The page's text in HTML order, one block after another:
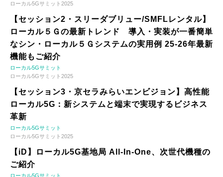
ローカル5Gサミット2025
【セッション2・スリーダブリュー/SMFLレンタル】
ローカル５Ｇの最新トレンド 導入・実装が一番簡単
なシン・ローカル５Ｇシステムの実用例 25-26年最新
機能もご紹介
ローカル5Gサミット
ローカル5Gサミット2025
【セッション3・京セラみらいエンビジョン】高性能
ローカル5G：新システムと端末で実現するビジネス
革新
ローカル5Gサミット
ローカル5Gサミット2025
【iD】ローカル5G基地局 All-In-One、次世代機種の
ご紹介
ローカル5Gサミット